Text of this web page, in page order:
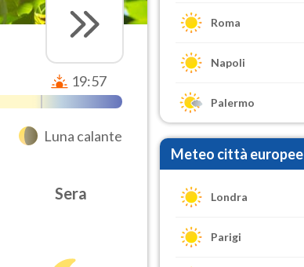
19:57
Luna calante
Sera
Roma
Napoli
Palermo
Meteo città europee
Londra
Parigi